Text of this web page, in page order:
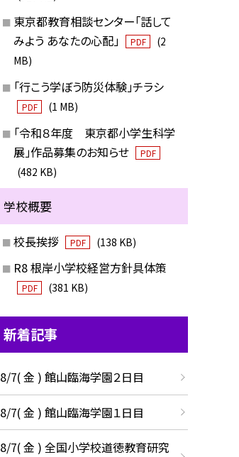
東京都教育相談センター「話して
みよう あなたの心配」
PDF
(2
MB)
「行こう学ぼう防災体験」チラシ
PDF (1 MB)
「令和８年度 東京都小学生科学
展」作品募集のお知らせ
PDF
(482 KB)
学校概要
校長挨拶 PDF (138 KB)
R8 根岸小学校経営方針具体策
PDF (381 KB)
新着記事
8/7( 金 ) 館山臨海学園２日目
8/7( 金 ) 館山臨海学園１日目
8/7( 金 ) 全国小学校道徳教育研究